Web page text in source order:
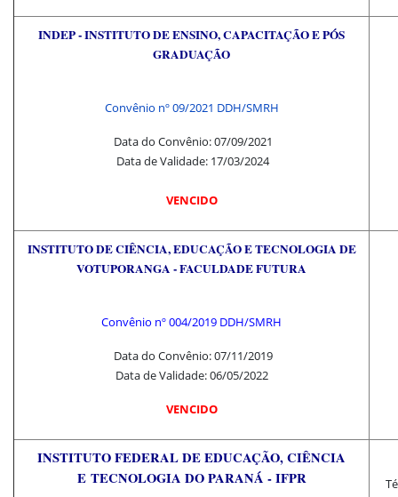
INDEP - INSTITUTO DE ENSINO, CAPACITAÇÃO E PÓS
GRADUAÇÃO
Convênio nº 09/2021 DDH/SMRH
Data do Convênio: 07/09/2021
Data de Validade: 17/03/2024
VENCIDO
INSTITUTO DE CIÊNCIA, EDUCAÇÃO E TECNOLOGIA DE
VOTUPORANGA - FACULDADE FUTURA
Convênio nº 004/2019 DDH/SMRH
Data do Convênio: 07/11/2019
Data de Validade: 06/05/2022
VENCIDO
INSTITUTO FEDERAL DE EDUCAÇÃO, CIÊNCIA
E TECNOLOGIA DO PARANÁ - IFPR